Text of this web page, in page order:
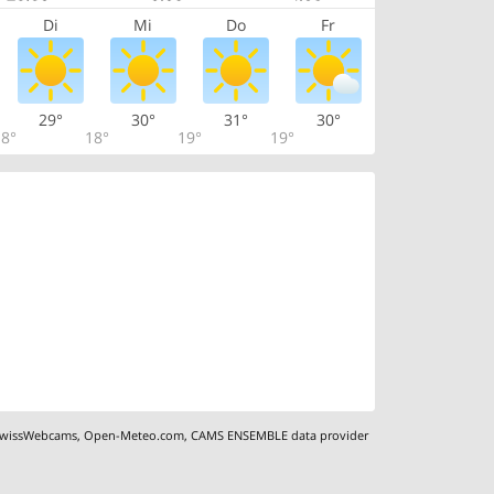
Di Mi Do Fr
29°
18°
30°
19°
31°
19°
30°
,Open-Meteo.com,CAMS ENSEMBLE data provider